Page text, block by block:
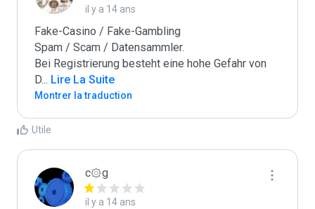
il y a 14 ans
Fake-Casino / Fake-Gambling
Spam / Scam / Datensammler.
Bei Registrierung besteht eine hohe Gefahr von
D... Lire La Suite
Montrer la traduction
Utile
c۞g
il y a 14 ans